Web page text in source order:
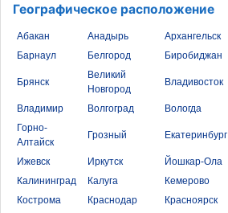
Географическое расположение
Абакан Анадырь Архангельск
Барнаул
Белгород Биробиджан
Брянск
Великий
Новгород
Владивосток
Владимир Волгоград Вологда
Горно-
Алтайск
Грозный Екатеринбург
Ижевск Иркутск Йошкар-Ола
Калининград
Калуга Кемерово
Кострома
Краснодар Красноярск